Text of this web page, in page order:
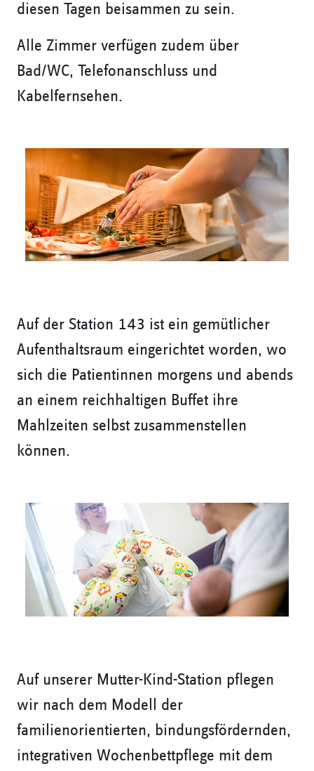
diesen Tagen beisammen zu sein.
Alle Zimmer verfügen zudem über
Bad/WC, Telefonanschluss und
Kabelfernsehen.
Auf der Station 143 ist ein gemütlicher
Aufenthaltsraum eingerichtet worden, wo
sich die Patientinnen morgens und abends
an einem reichhaltigen Buffet ihre
Mahlzeiten selbst zusammenstellen
können.
Auf unserer Mutter-Kind-Station pflegen
wir nach dem Modell der
familienorientierten, bindungsfördernden,
integrativen Wochenbettpflege mit dem